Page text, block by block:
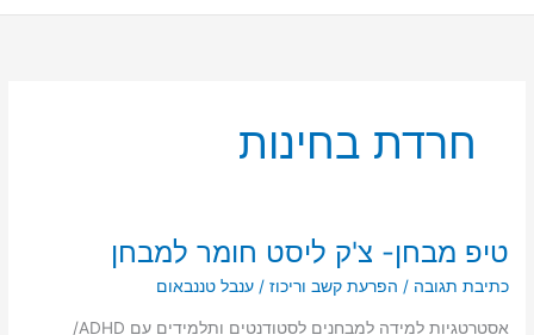
חרדת בחינות
טיפ מבחן- צ'ק ליסט חומר למבחן
כתיבת תגובה / הפרעת קשב וריכוז /ענבל טננבאום
אסטרטגיות למידה למבחנים לסטודנטים ותלמידים עם ADHD/
טיפ
ליסט